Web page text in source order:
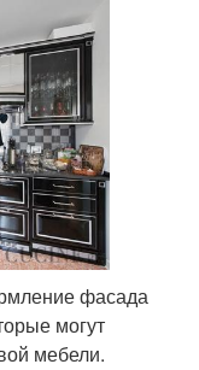
фасада
могут
мебели.